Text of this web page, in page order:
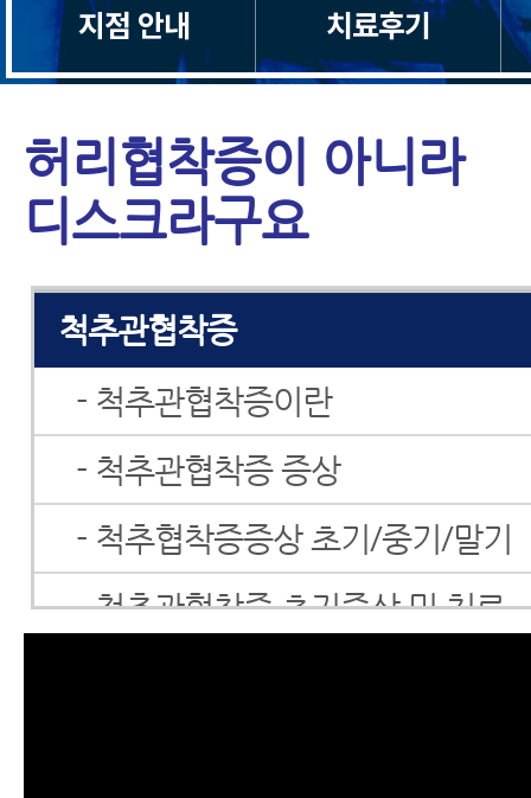
지점 안내 치료후기
허리협착증이 아니라
디스크라구요
경추관협착증
허리통증
좌골신경통
척추관협착증
- 척추관협착증이란
- 척추관협착증 증상
- 척추협착증증상 초기/중기/말기
- 척추관협착증 초기증상 및 치료